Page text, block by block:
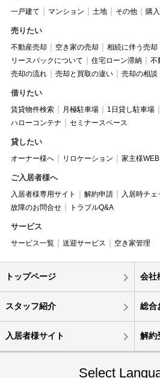
一戸建て マンション 土地 その他 購
売りたい
不動産売却 空き家の売却 相続に伴う売却
リースバックについて
住宅ローン滞納 不
売却の流れ
売却と買取の違い 売却の相談
借りたい
賃貸物件検索 月極駐車場 1日貸し駐車場
ハローコンテナ
セミナースペース
貸したい
オーナー様へ リロケーション 家主様WEB
ご入居者様へ
入居者様専用サイト 解約申請
入居時チェ
故障のお問合せ
トラブルQ&A
サービス
サービス一覧 送迎サービス 空き家管理
トップページ 会社
スタッフ紹介 総合
入居者様サイト 解約
Select